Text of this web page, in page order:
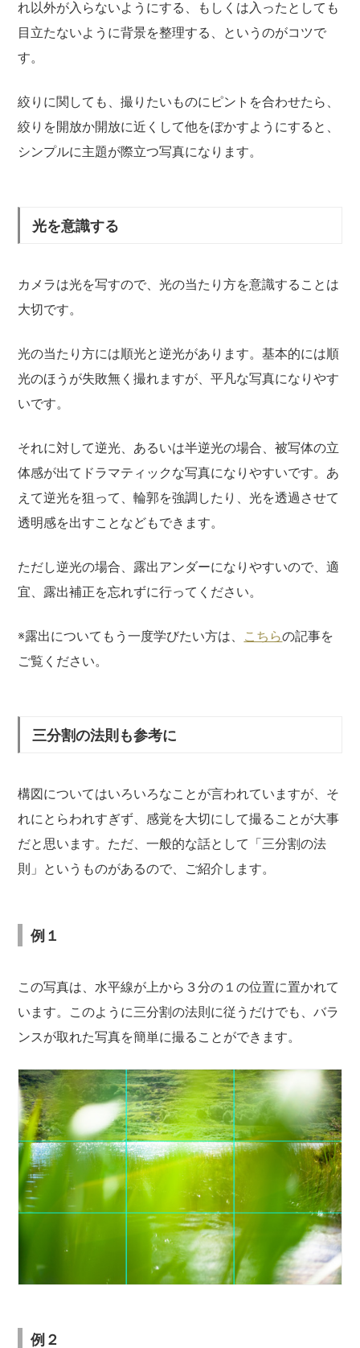
れ以外が入らないようにする、もしくは入ったとしても
目立たないように背景を整理する、というのがコツで
す。
絞りに関しても、撮りたいものにピントを合わせたら、
絞りを開放か開放に近くして他をぼかすようにすると、
シンプルに主題が際立つ写真になります。
光を意識する
カメラは光を写すので、光の当たり方を意識することは
大切です。
光の当たり方には順光と逆光があります。基本的には順
光のほうが失敗無く撮れますが、平凡な写真になりやす
いです。
それに対して逆光、あるいは半逆光の場合、被写体の立
体感が出てドラマティックな写真になりやすいです。あ
えて逆光を狙って、輪郭を強調したり、光を透過させて
透明感を出すことなどもできます。
ただし逆光の場合、露出アンダーになりやすいので、適
宜、露出補正を忘れずに行ってください。
※露出についてもう一度学びたい方は、 こちらの記事を
ご覧ください。
三分割の法則も参考に
構図についてはいろいろなことが言われていますが、そ
れにとらわれすぎず、感覚を大切にして撮ることが大事
だと思います。ただ、一般的な話として「三分割の法
則」というものがあるので、ご紹介します。
例１
この写真は、水平線が上から３分の１の位置に置かれて
います。このように三分割の法則に従うだけでも、バラ
ンスが取れた写真を簡単に撮ることができます。
例２